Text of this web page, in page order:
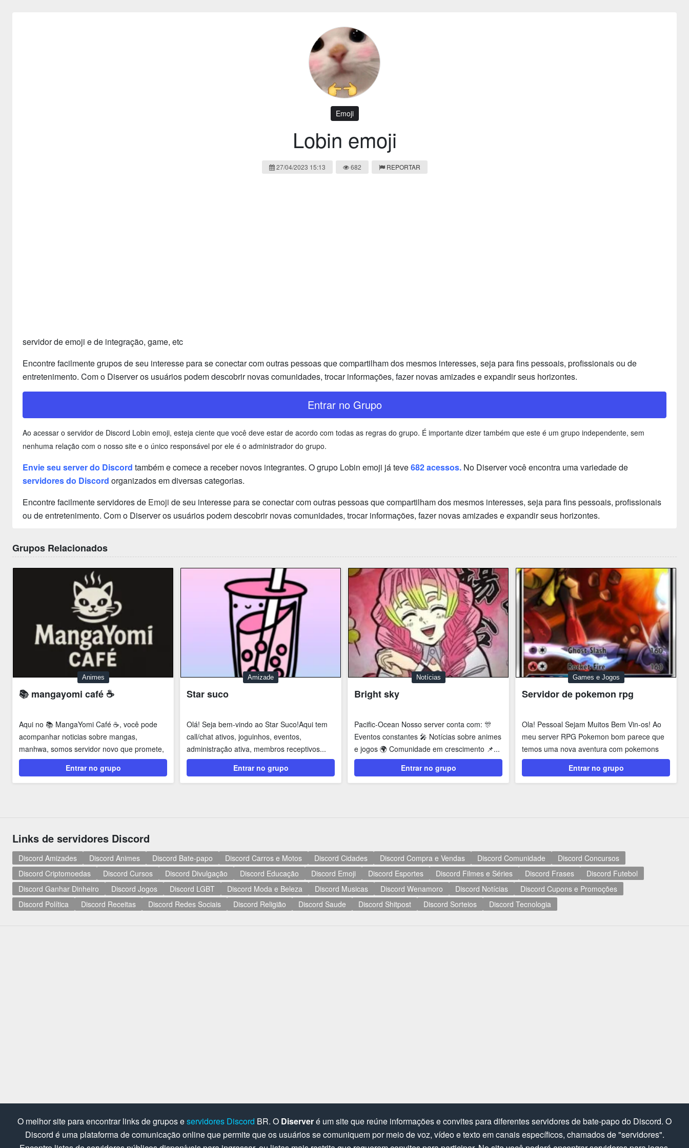
Emoji
Lobin emoji
27/04/2023 15:13 682 REPORTAR
servidor de emoji e de integração, game, etc
Encontre facilmente grupos de seu interesse para se conectar com outras pessoas que compartilham dos mesmos interesses, seja para fins pessoais, profissionais ou de
entretenimento. Com o Diserver os usuários podem descobrir novas comunidades, trocar informações, fazer novas amizades e expandir seus horizontes.
Entrar no Grupo
Ao acessar o servidor de Discord Lobin emoji, esteja ciente que você deve estar de acordo com todas as regras do grupo. É importante dizer também que este é um grupo independente, sem
nenhuma relação com o nosso site e o único responsável por ele é o administrador do grupo.
Envie seu server do Discord também e comece a receber novos integrantes. O grupo Lobin emoji já teve682 acessos. No Diserver você encontra uma variedade de
servidores do Discord organizados em diversas categorias.
Encontre facilmente servidores de Emoji de seu interesse para se conectar com outras pessoas que compartilham dos mesmos interesses, seja para fins pessoais, profissionais
ou de entretenimento. Com o Diserver os usuários podem descobrir novas comunidades, trocar informações, fazer novas amizades e expandir seus horizontes.
Grupos Relacionados
Animes
📚 mangayomi café ☕
Aqui no 📚 MangaYomi Café ☕, você pode
acompanhar noticias sobre mangas,
manhwa, somos servidor novo que promete,
Tambem estaremos...
Entrar no grupo
Amizade
Star suco
Olá! Seja bem-vindo ao Star Suco!Aqui tem
call/chat ativos, joguinhos, eventos,
administração ativa, membros receptivos...
Temos o...
Entrar no grupo
Notícias
Bright sky
Pacific-Ocean Nosso server conta com: 🎊
Eventos constantes 🎤 Notícias sobre animes
e jogos 🌍 Comunidade em crescimento 📌...
Entrar no grupo
Games e Jogos
Servidor de pokemon rpg
Ola! Pessoal Sejam Muitos Bem Vin-os! Ao
meu server RPG Pokemon bom parece que
temos uma nova aventura com pokemons
cartas ne mais se voces...
Entrar no grupo
Links de servidores Discord
Discord Amizades Discord Animes Discord Bate-papo Discord Carros e Motos Discord Cidades Discord Compra e Vendas Discord Comunidade
Discord Concursos
Discord Criptomoedas
Discord Cursos Discord Divulgação Discord Educação Discord Emoji Discord Esportes Discord Filmes e Séries Discord Frases
Discord Futebol
Discord Ganhar Dinheiro
Discord Jogos Discord LGBT Discord Moda e Beleza Discord Musicas Discord Wenamoro Discord Notícias
Discord Cupons e Promoções
Discord Política
Discord Receitas Discord Redes Sociais Discord Religião Discord Saude Discord Shitpost Discord Sorteios Discord Tecnologia
O melhor site para encontrar links de grupos eservidores Discord BR. O Diserveré um site que reúne informações e convites para diferentes servidores de bate-papo do Discord. O
Discord é uma plataforma de comunicação online que permite que os usuários se comuniquem por meio de voz, vídeo e texto em canais específicos, chamados de "servidores".